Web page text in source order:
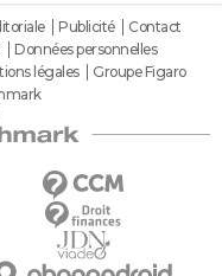
Publicité
Contact
Données personnelles
légales
Groupe Figaro